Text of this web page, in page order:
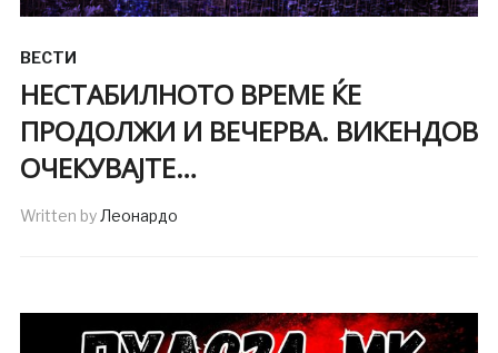
ВЕСТИ
НЕСТАБИЛНОТО ВРЕМЕ ЌЕ
ПРОДОЛЖИ И ВЕЧЕРВА. ВИКЕНДОВ
ОЧЕКУВАЈТЕ…
Written byЛеонардо